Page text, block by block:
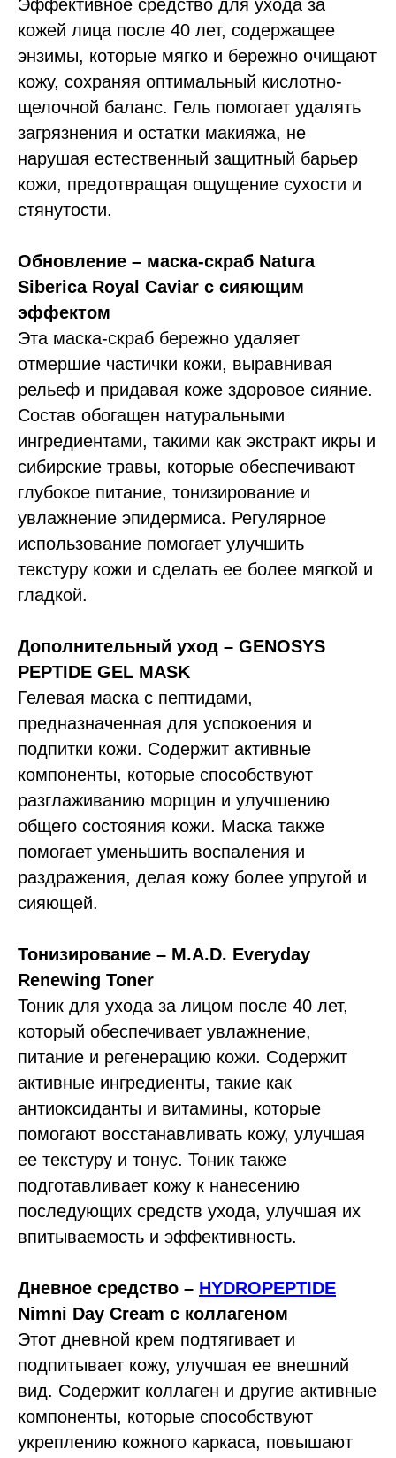
Эффективное средство для ухода за
кожей лица после 40 лет, содержащее
энзимы, которые мягко и бережно очищают
кожу, сохраняя оптимальный кислотно-
щелочной баланс. Гель помогает удалять
загрязнения и остатки макияжа, не
нарушая естественный защитный барьер
кожи, предотвращая ощущение сухости и
стянутости.
Обновление – маска-скраб Natura
Siberica Royal Caviar с сияющим
эффектом
Эта маска-скраб бережно удаляет
отмершие частички кожи, выравнивая
рельеф и придавая коже здоровое сияние.
Состав обогащен натуральными
ингредиентами, такими как экстракт икры и
сибирские травы, которые обеспечивают
глубокое питание, тонизирование и
увлажнение эпидермиса. Регулярное
использование помогает улучшить
текстуру кожи и сделать ее более мягкой и
гладкой.
Дополнительный уход – GENOSYS
PEPTIDE GEL MASK
Гелевая маска с пептидами,
предназначенная для успокоения и
подпитки кожи. Содержит активные
компоненты, которые способствуют
разглаживанию морщин и улучшению
общего состояния кожи. Маска также
помогает уменьшить воспаления и
раздражения, делая кожу более упругой и
сияющей.
Тонизирование – M.A.D. Everyday
Renewing Toner
Тоник для ухода за лицом после 40 лет,
который обеспечивает увлажнение,
питание и регенерацию кожи. Содержит
активные ингредиенты, такие как
антиоксиданты и витамины, которые
помогают восстанавливать кожу, улучшая
ее текстуру и тонус. Тоник также
подготавливает кожу к нанесению
последующих средств ухода, улучшая их
впитываемость и эффективность.
Дневное средство – HYDROPEPTIDE
Nimni Day Cream с коллагеном
Этот дневной крем подтягивает и
подпитывает кожу, улучшая ее внешний
вид. Содержит коллаген и другие активные
компоненты, которые способствуют
укреплению кожного каркаса, повышают